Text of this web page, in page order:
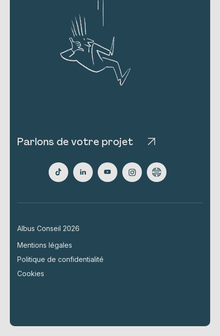
Parlons de votre projet
Albus Conseil 2026
Mentions légales
Politique de confidentialité
Cookies